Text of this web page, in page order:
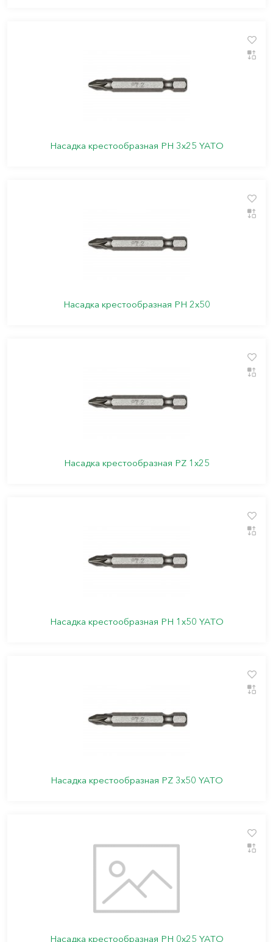
Насадка крестообразная PН 3х25 YATO
Насадка крестообразная PН 2х50
Насадка крестообразная PZ 1х25
Насадка крестообразная PН 1х50 YATO
Насадка крестообразная PZ 3х50 YATO
Насадка крестообразная PН 0х25 YATO